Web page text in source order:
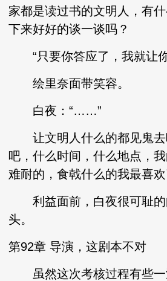
家都是读过书的文明人，有
下来好好的谈一谈吗？
“只要你答应了，我就让你
绘里奈面带笑容。
白夜：“……”
让文明人什么的都见鬼去
吧，什么时间，什么地点，
难耐的，食戟什么的我最喜欢
利益面前，白夜很可耻的
头。
第92章 导演，这剧本不对
虽然这次考核过程有些一